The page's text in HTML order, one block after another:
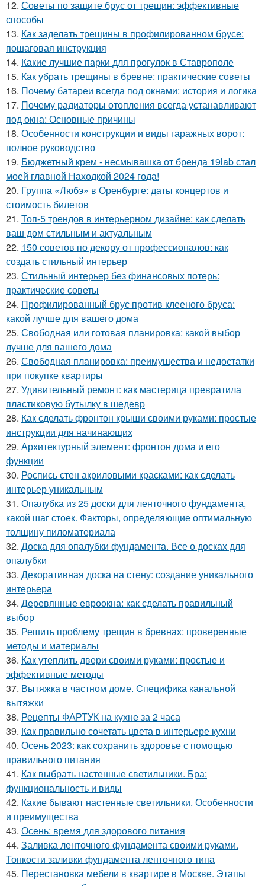
12. Советы по защите брус от трещин: эффективные
способы
13. Как заделать трещины в профилированном брусе:
пошаговая инструкция
14. Какие лучшие парки для прогулок в Ставрополе
15. Как убрать трещины в бревне: практические советы
16. Почему батареи всегда под окнами: история и логика
17. Почему радиаторы отопления всегда устанавливают
под окна: Основные причины
18. Особенности конструкции и виды гаражных ворот:
полное руководство
19. Бюджетный крем - несмывашка от бренда 19lab стал
моей главной Находкой 2024 года!
20. Группа «Любэ» в Оренбурге: даты концертов и
стоимость билетов
21. Топ-5 трендов в интерьерном дизайне: как сделать
ваш дом стильным и актуальным
22. 150 советов по декору от профессионалов: как
создать стильный интерьер
23. Стильный интерьер без финансовых потерь:
практические советы
24. Профилированный брус против клееного бруса:
какой лучше для вашего дома
25. Свободная или готовая планировка: какой выбор
лучше для вашего дома
26. Свободная планировка: преимущества и недостатки
при покупке квартиры
27. Удивительный ремонт: как мастерица превратила
пластиковую бутылку в шедевр
28. Как сделать фронтон крыши своими руками: простые
инструкции для начинающих
29. Архитектурный элемент: фронтон дома и его
функции
30. Роспись стен акриловыми красками: как сделать
интерьер уникальным
31. Опалубка из 25 доски для ленточного фундамента,
какой шаг стоек. Факторы, определяющие оптимальную
толщину пиломатериала
32. Доска для опалубки фундамента. Все о досках для
опалубки
33. Декоративная доска на стену: создание уникального
интерьера
34. Деревянные евроокна: как сделать правильный
выбор
35. Решить проблему трещин в бревнах: проверенные
методы и материалы
36. Как утеплить двери своими руками: простые и
эффективные методы
37. Вытяжка в частном доме. Специфика канальной
вытяжки
38. Рецепты ФАРТУК на кухне за 2 часа
39. Как правильно сочетать цвета в интерьере кухни
40. Осень 2023: как сохранить здоровье с помощью
правильного питания
41. Как выбрать настенные светильники. Бра:
функциональность и виды
42. Какие бывают настенные светильники. Особенности
и преимущества
43. Осень: время для здорового питания
44. Заливка ленточного фундамента своими руками.
Тонкости заливки фундамента ленточного типа
45. Перестановка мебели в квартире в Москве. Этапы